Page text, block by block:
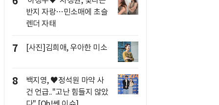
반지 자랑…민소매에 초슬
렌더 자태
7 [사진]김희애, 우아한 미소
8
백지영, ♥정석원 마약 사
건 언급.."고난 힘들지 않았